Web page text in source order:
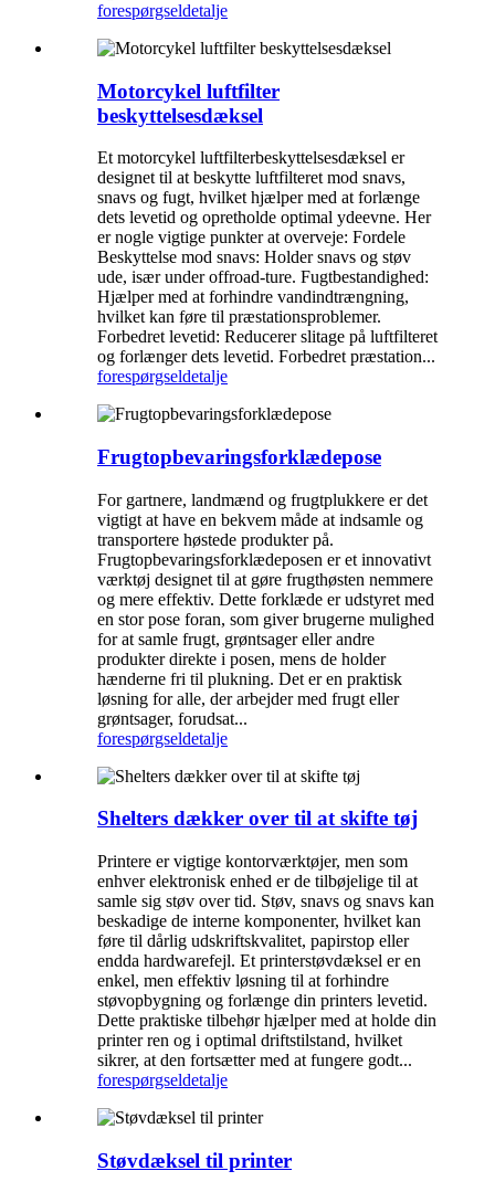
forespørgseldetalje
Motorcykel luftfilter
beskyttelsesdæksel
Et motorcykel luftfilterbeskyttelsesdæksel er
designet til at beskytte luftfilteret mod snavs,
snavs og fugt, hvilket hjælper med at forlænge
dets levetid og opretholde optimal ydeevne. Her
er nogle vigtige punkter at overveje: Fordele
Beskyttelse mod snavs: Holder snavs og støv
ude, især under offroad-ture. Fugtbestandighed:
Hjælper med at forhindre vandindtrængning,
hvilket kan føre til præstationsproblemer.
Forbedret levetid: Reducerer slitage på luftfilteret
og forlænger dets levetid. Forbedret præstation...
forespørgseldetalje
Frugtopbevaringsforklædepose
For gartnere, landmænd og frugtplukkere er det
vigtigt at have en bekvem måde at indsamle og
transportere høstede produkter på.
Frugtopbevaringsforklædeposen er et innovativt
værktøj designet til at gøre frugthøsten nemmere
og mere effektiv. Dette forklæde er udstyret med
en stor pose foran, som giver brugerne mulighed
for at samle frugt, grøntsager eller andre
produkter direkte i posen, mens de holder
hænderne fri til plukning. Det er en praktisk
løsning for alle, der arbejder med frugt eller
grøntsager, forudsat...
forespørgseldetalje
Shelters dækker over til at skifte tøj
Printere er vigtige kontorværktøjer, men som
enhver elektronisk enhed er de tilbøjelige til at
samle sig støv over tid. Støv, snavs og snavs kan
beskadige de interne komponenter, hvilket kan
føre til dårlig udskriftskvalitet, papirstop eller
endda hardwarefejl. Et printerstøvdæksel er en
enkel, men effektiv løsning til at forhindre
støvopbygning og forlænge din printers levetid.
Dette praktiske tilbehør hjælper med at holde din
printer ren og i optimal driftstilstand, hvilket
sikrer, at den fortsætter med at fungere godt...
forespørgseldetalje
Støvdæksel til printer